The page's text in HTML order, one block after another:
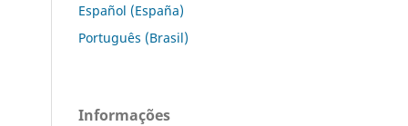
Español (España)
Português (Brasil)
Informações